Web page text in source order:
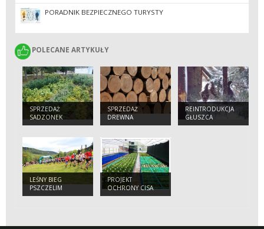
PORADNIK BEZPIECZNEGO TURYSTY
POLECANE ARTYKUŁY
POLECANE ARTYKUŁY
SPRZEDAŻ
SADZONEK
SPRZEDAŻ
DREWNA
REINTRODUKCJA
GŁUSZCA
LEŚNY BIEG
PSZCZELIM
SZLAKIEM
PROJEKT
OCHRONY CISA